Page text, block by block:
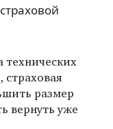
технических
страховая
размер
вернуть уже